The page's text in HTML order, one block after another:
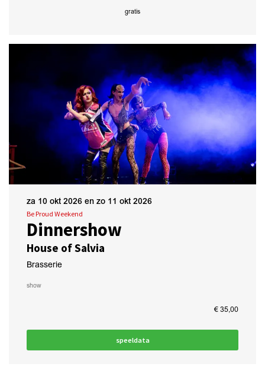
gratis
Dinnershow
House of Salvia
Be Proud Weekend
za 10 okt 2026 en zo 11 okt 2026
Brasserie
show
€ 35,00
speeldata